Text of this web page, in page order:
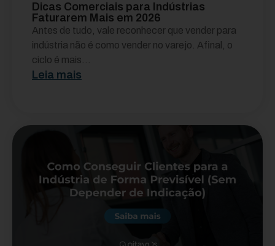
Dicas Comerciais para Indústrias
Faturarem Mais em 2026
Antes de tudo, vale reconhecer que vender para
indústria não é como vender no varejo. Afinal, o
ciclo é mais...
Leia mais